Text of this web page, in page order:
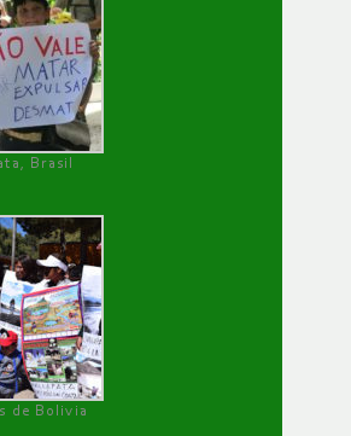
Brasil
de Bolivia